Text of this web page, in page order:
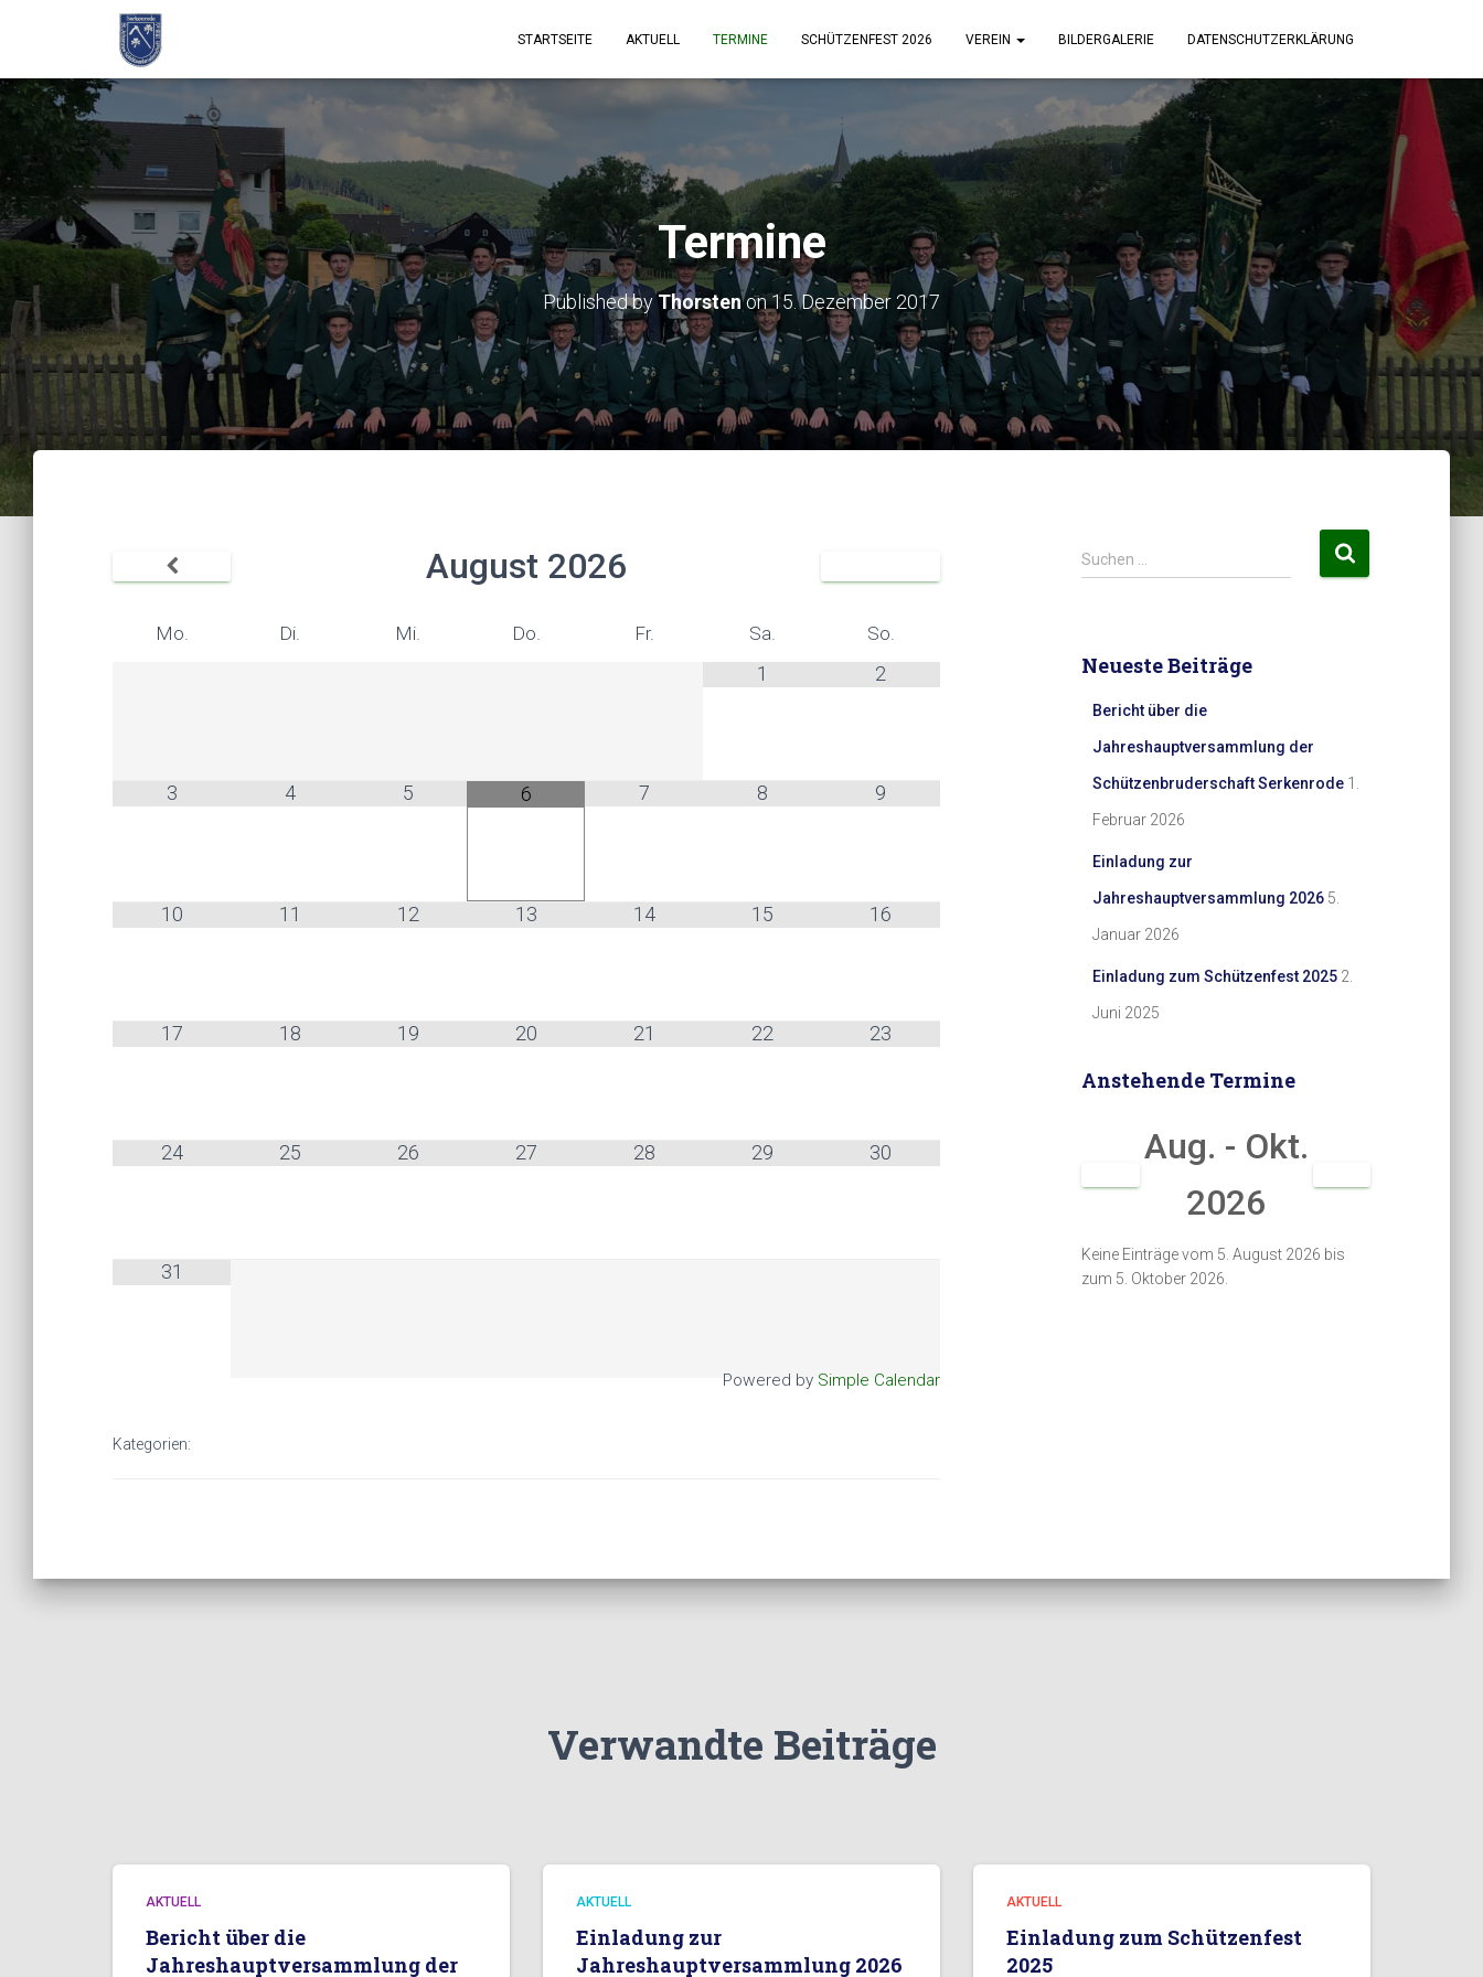
STARTSEITE AKTUELL TERMINE SCHÜTZENFEST 2026 VEREIN BILDERGALERIE DATENSCHUTZERKLÄRUNG
Termine
Published byThorstenon15. Dezember 2017
August 2026
Mo. Di. Mi. Do. Fr. Sa. So.
1 2
3 4 5 6 7 8 9
10 11 12 13 14 15 16
17 18 19 20 21 22 23
24 25 26 27 28 29 30
31
Powered by Simple Calendar
Kategorien:
S
u
n
Suchen …
Neueste Beiträge
Bericht über die
Jahreshauptversammlung der
Schützenbruderschaft Serkenrode 1.
Februar 2026
Einladung zur
Jahreshauptversammlung 2026 5.
Januar 2026
Einladung zum Schützenfest 2025 2.
Juni 2025
Anstehende Termine
Aug. - Okt.
2026
Keine Einträge vom 5. August 2026 bis
zum 5. Oktober 2026.
Verwandte Beiträge
AKTUELL
Bericht über die
Jahreshauptversammlung der
AKTUELL
Einladung zur
Jahreshauptversammlung 2026
AKTUELL
Einladung zum Schützenfest
2025